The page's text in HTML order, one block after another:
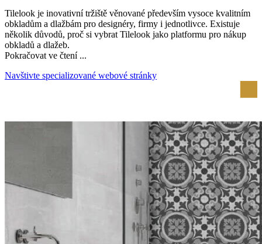
Tilelook je inovativní tržiště věnované především vysoce kvalitním
obkladům a dlažbám pro designéry, firmy i jednotlivce. Existuje
několik důvodů, proč si vybrat Tilelook jako platformu pro nákup
obkladů a dlažeb.
Pokračovat ve čtení ...
Navštivte specializované webové stránky